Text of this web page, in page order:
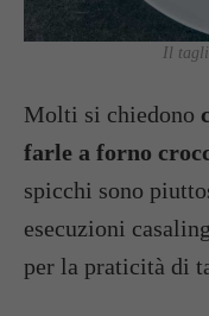
Il
Molti si chiedono
farle a forno
spicchi sono
esecuzioni
per la praticità di